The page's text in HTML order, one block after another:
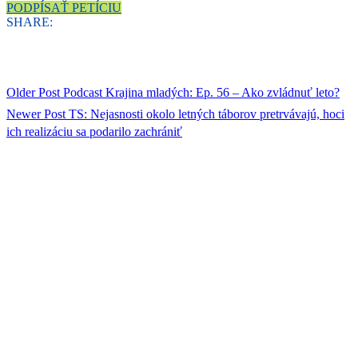
PODPÍSAŤ PETÍCIU
SHARE:
Older PostPodcast Krajina mladých: Ep. 56 – Ako zvládnuť leto?
Newer PostTS: Nejasnosti okolo letných táborov pretrvávajú, hoci
ich realizáciu sa podarilo zachrániť